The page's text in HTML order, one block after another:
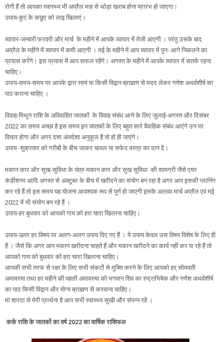
रोगी हैं तो आपका स्वास्थ्य भी अप्रैल माह से थोड़ा खराब होना प्रारंभ हो जाएगा।
उपाय-कुएं के कछुए को लाइ खिलाएं।
व्यापार-जनवरी फरवरी और मार्च के महीने में आपके व्यापार में तेजी आएगी । परंतु उसके बाद
अप्रैल के महीने में व्यापार में कमी आएगी । मई के महीने में आप व्यापार में पुनः आगे निकलने का
प्रयास करेंगे। इस प्रयास में आप सफल रहेंगे। अगस्त के महीने में आपके व्यापार में सतर्क रहना
चाहिए।
उपाय-समय-समय पर आपके द्वारा स्वयं या किसी विद्वान ब्राह्मण से मदद लेकर गणेश अथर्वशीर्ष का
पाठ कराना चाहिए ।
विवाह-मिथुन राशि के अविवाहित जातकों के विवाह संबंध आने के लिए जुलाई-अगस्त और दिसंबर
2022 का समय अच्छा है इस समय इन जातकों के लिए बहुत सारे वैवाहिक संबंध आएंगे उन पर
विचार होगा और अगर दशा अंतर्दशा अनुकूल है तो हो ही जाएंगे।
उपाय -शुक्रवार को गरीबों के बीच जाकर चावल या सफेद वस्त्र का दान दें।
मकान कार और सुख-सुविधा के यंत्र-मकान कार और सुख सुविधा की सामग्री जैसे एयर
कंडीशनर आदि अगस्त से अक्टूबर के बीच में खरीदने का संयोग बन रहा है अगर आप इसकी प्लानिंग
कर रहे हैं तो इस समय यह योजना आवश्यक रूप से पूर्ण हो जाएगी इसके अलावा मार्च अप्रैल एवं मई
2022 में भी संयोग बन रहे हैं ।
उपाय-हर बुधवार को आपको गाय को हरा चारा खिलाना चाहिए।
उपाय-ऊपर हर विषय पर अलग-अलग उपाय दिए गए हैं । ये उपाय केवल उस विषय विशेष के लिए ही
हैं । जैसे कि अगर आप मकान खरीदना चाहते हैं और मकान खरीदने का कार्य नहीं कर पा रहे हैं तो
आपको गाय को बुधवार को हरा चारा खिलाना चाहिए।
आपकी सभी तरफ से रक्षा के लिए सभी संकटों से मुक्ति करने के लिए आपको हर् सोमवती
अमावस्या तथा हर महीने की पहली अमावस्या को भगवान शिव का रुद्राभिषेक और गणेश अथर्वशीर्ष
का पाठ किसी विद्वान और योग्य ब्राह्मण से करवाना चाहिए।
मां शारदा से मेरी प्रार्थना है आप सभी स्वास्थ्य सुखी और संपन्न रहें ।
कर्क राशि के जातकों का वर्ष 2022 का वार्षिक राशिफल